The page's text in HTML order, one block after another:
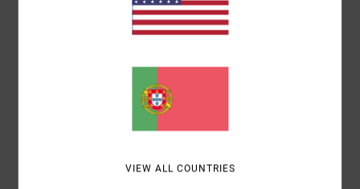
PRODUTO
RELAÇÃO QUALIDADE/PREÇO
VIEW ALL COUNTRIES